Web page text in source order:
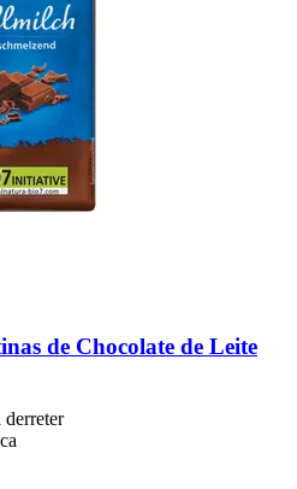
de Chocolate de Leite
derreter